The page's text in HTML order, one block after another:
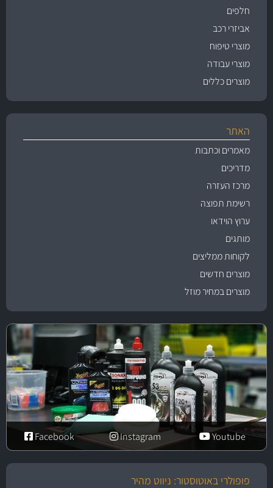
חלפים
אביזרי רכב
מוצרי טיפוח
מוצרי עבודה
מוצרים כללים
האתר
מאמרים וכתבות
מדריכים
מרכז העזרה
רשימת תפוצה
ערוץ הוידאו
מותגים
לקוחות ממליצים
מוצרים חדשים
מוצרים במחיר מוזל
Youtube
Instagram
Facebook
פופולרי באוטוסטור: ניווט מהיר